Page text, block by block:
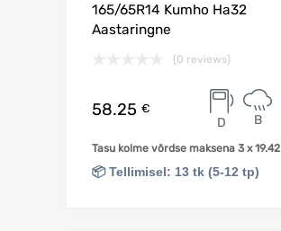
165/65R14 Kumho Ha32
Aastaringne
(0 reviews)
58.25 €
D B
Tasu kolme võrdse maksena 3 x19.42
📦 Tellimisel: 13 tk (5-12 tp)